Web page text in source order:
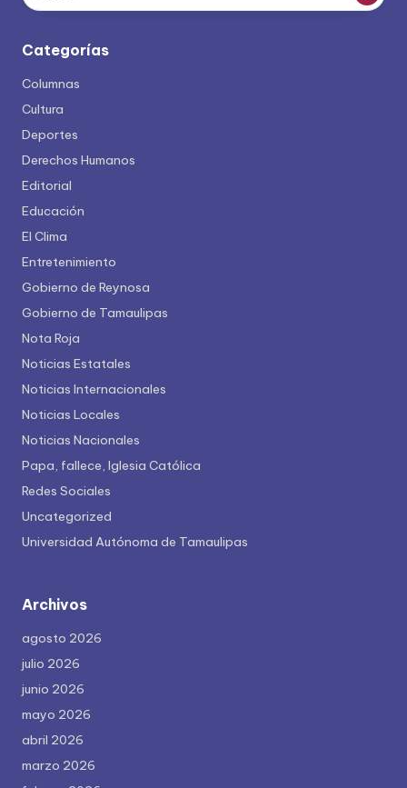
Categorías
Columnas
Cultura
Deportes
Derechos Humanos
Editorial
Educación
El Clima
Entretenimiento
Gobierno de Reynosa
Gobierno de Tamaulipas
Nota Roja
Noticias Estatales
Noticias Internacionales
Noticias Locales
Noticias Nacionales
Papa, fallece, Iglesia Católica
Redes Sociales
Uncategorized
Universidad Autónoma de Tamaulipas
Archivos
agosto 2026
julio 2026
junio 2026
mayo 2026
abril 2026
marzo 2026